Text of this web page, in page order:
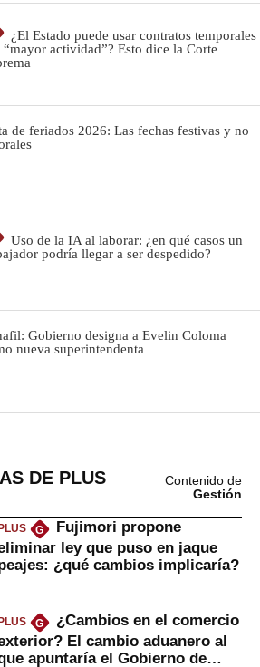
DE PLUS
Contenido de
Gestión
PLUS G
Fujimori propone
ley que puso en jaque
¿qué cambios implicaría?
PLUS G
¿Cambios en el comercio
El cambio aduanero al
apuntaría el Gobierno de